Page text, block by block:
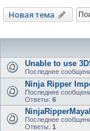
Новая тема
Unable to use
Последнее
Ninja Ripper
Последнее
Ответы: 6
Последнее
Ответы: 1